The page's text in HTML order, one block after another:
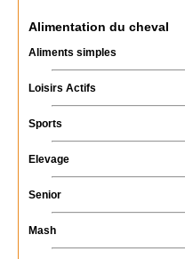
Alimentation du cheval
Aliments simples
Loisirs Actifs
Sports
Elevage
Senior
Mash